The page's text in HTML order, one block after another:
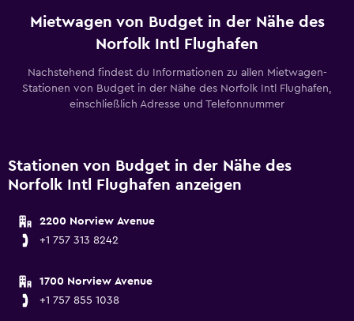
Mietwagen von Budget in der Nähe des
Norfolk Intl Flughafen
Nachstehend findest du Informationen zu allen Mietwagen-
Stationen von Budget in der Nähe des Norfolk Intl Flughafen,
einschließlich Adresse und Telefonnummer
Stationen von Budget in der Nähe des
Norfolk Intl Flughafen anzeigen
2200 Norview Avenue
+1 757 313 8242
1700 Norview Avenue
+1 757 855 1038